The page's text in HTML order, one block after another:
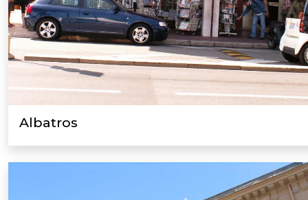
Albatros